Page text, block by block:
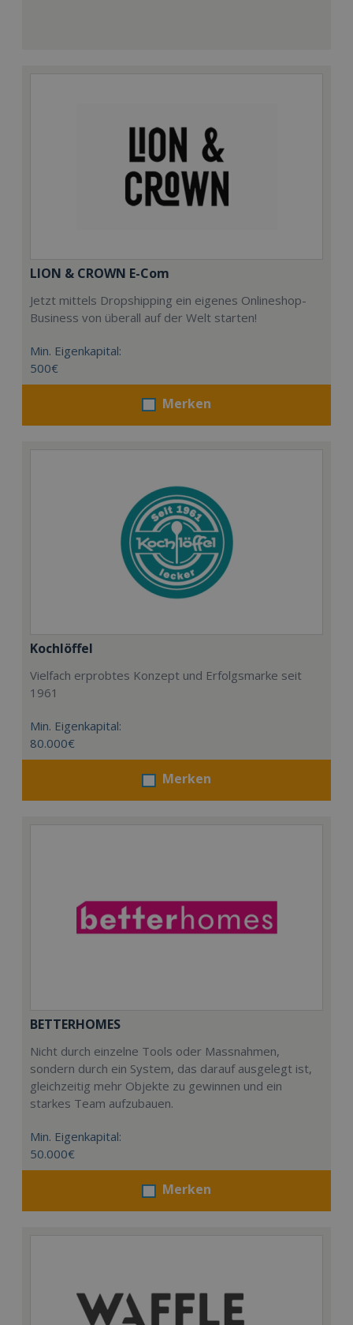
LION & CROWN E-Com
Jetzt mittels Dropshipping ein eigenes Onlineshop-
Business von überall auf der Welt starten!
Min. Eigenkapital:
500€
Merken
Kochlöffel
Vielfach erprobtes Konzept und Erfolgsmarke seit
1961
Min. Eigenkapital:
80.000€
Merken
BETTERHOMES
Nicht durch einzelne Tools oder Massnahmen,
sondern durch ein System, das darauf ausgelegt ist,
gleichzeitig mehr Objekte zu gewinnen und ein
starkes Team aufzubauen.
Min. Eigenkapital:
50.000€
Merken